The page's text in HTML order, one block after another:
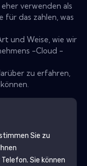
verwenden als
für das zahlen, was
und Weise, wie wir
-Cloud -
zu erfahren,
Sie zu
Sie können